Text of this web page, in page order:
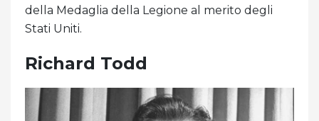
della Medaglia della Legione al merito degli
Stati Uniti.
Richard Todd